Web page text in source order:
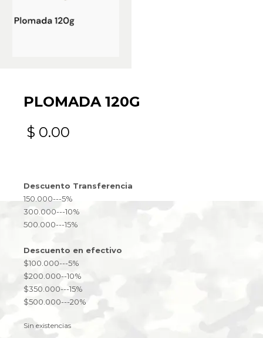
PLOMADA 120G
$ 0.00
Descuento Transferencia
150.000---5%
300.000---10%
500.000---15%
Descuento en efectivo
$100.000---5%
$200.000--10%
$350.000---15%
$500.000---20%
Sin existencias